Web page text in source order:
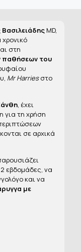
MD,
χρονικό
στη
παθήσεων του
Mr Harriesστο
, έχει
για τη χρήση
σε αρχικά
εβδομάδες, να
και να
με